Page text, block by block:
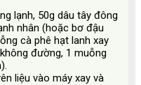
lạnh, 50g dâu tây đông
nhân (hoặc bơ đậu
cà phê hạt lanh xay
đường, 1 muỗng
liệu vào máy xay và